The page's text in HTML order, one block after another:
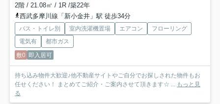
2階 / 21.08㎡ / 1R /築22年
西武多摩川線「新小金井」駅 徒歩34分
バス・トイレ別 室内洗濯機置場 エアコン
フローリング
電気有
都市ガス
敷0 即入居可
持ち込み物件大歓迎♪他不動産サイトやご自分でお探しされた物件もお
任せください！ まとめてご紹介・ご案内させて頂きます☆ ... もっと見
る